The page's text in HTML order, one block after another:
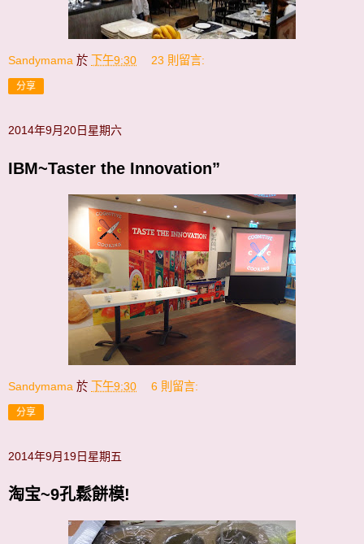
Sandymama 於 下午9:30 23 則留言:
分享
2014年9月20日星期六
IBM~Taster the Innovation”
Sandymama 於 下午9:30 6 則留言:
分享
2014年9月19日星期五
淘宝~9孔鬆餅模!